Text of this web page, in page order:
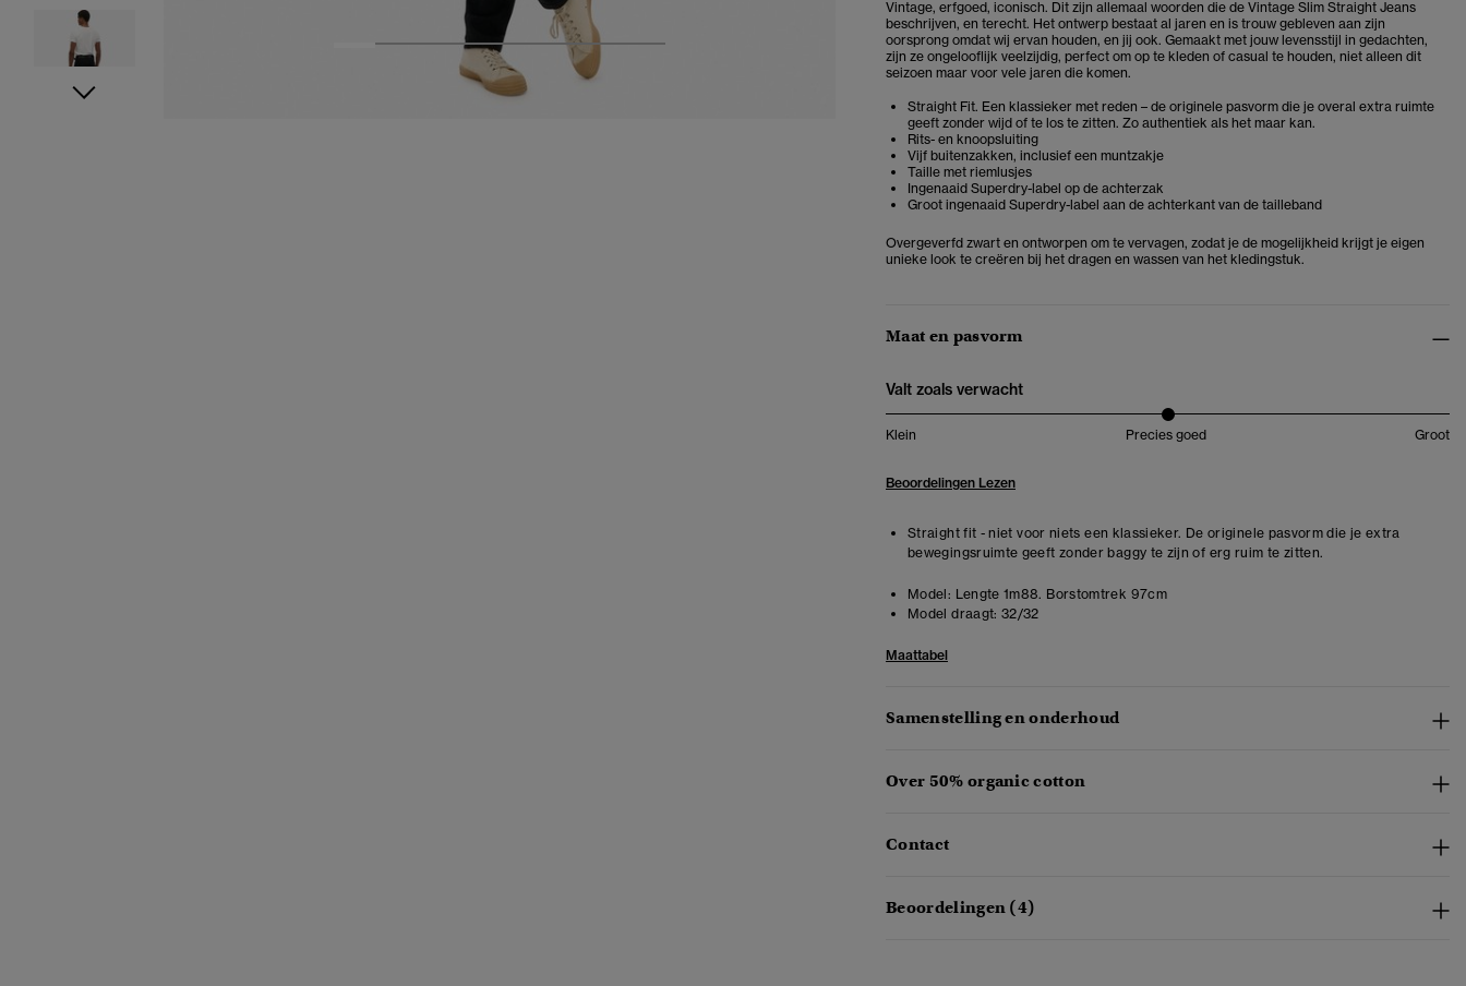
4
Vintage, erfgoed, iconisch. Dit zijn allemaal woorden die de Vintage Slim Straight Jeans
beschrijven, en terecht. Het ontwerp bestaat al jaren en is trouw gebleven aan zijn
oorsprong omdat wij ervan houden, en jij ook. Gemaakt met jouw levensstijl in gedachten,
zijn ze ongelooflijk veelzijdig, perfect om op te kleden of casual te houden, niet alleen dit
seizoen maar voor vele jaren die komen.
Straight Fit. Een klassieker met reden – de originele pasvorm die je overal extra ruimte
geeft zonder wijd of te los te zitten. Zo authentiek als het maar kan.
Rits- en knoopsluiting
Vijf buitenzakken, inclusief een muntzakje
Taille met riemlusjes
Ingenaaid Superdry-label op de achterzak
Groot ingenaaid Superdry-label aan de achterkant van de tailleband
Overgeverfd zwart en ontworpen om te vervagen, zodat je de mogelijkheid krijgt je eigen
unieke look te creëren bij het dragen en wassen van het kledingstuk.
Maat en pasvorm
Valt zoals verwacht
Klein Precies goed Groot
Beoordelingen Lezen
Straight fit - niet voor niets een klassieker. De originele pasvorm die je extra
bewegingsruimte geeft zonder baggy te zijn of erg ruim te zitten.
Model: Lengte 1m88. Borstomtrek 97cm
Model draagt: 32/32
Maattabel
Samenstelling en onderhoud
Over 50% organic cotton
Contact
Beoordelingen (4)